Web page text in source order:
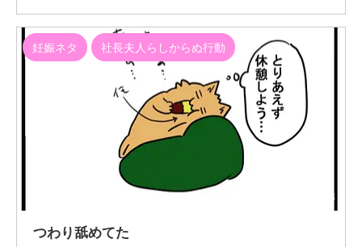
2020/10/23
妊娠ネタ 社長夫人らしからぬ行動
つわり舐めてた